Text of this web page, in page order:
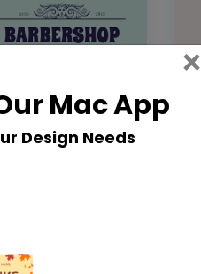
Mac App
Design Needs
×